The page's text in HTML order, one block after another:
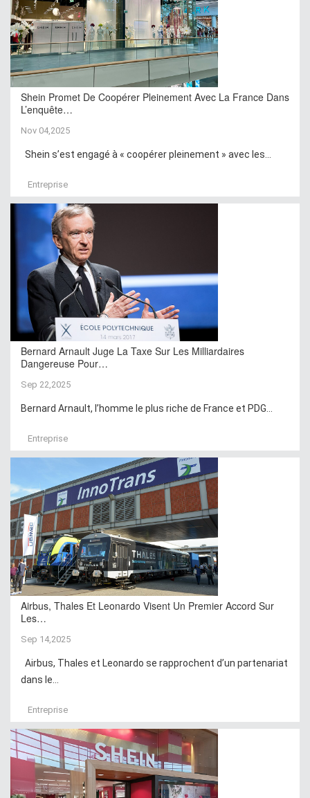
Shein Promet De Coopérer Pleinement Avec La France Dans
L’enquête…
Nov 04,2025
Shein s’est engagé à « coopérer pleinement » avec les...
Entreprise
Bernard Arnault Juge La Taxe Sur Les Milliardaires
Dangereuse Pour…
Sep 22,2025
Bernard Arnault, l’homme le plus riche de France et PDG...
Entreprise
Airbus, Thales Et Leonardo Visent Un Premier Accord Sur
Les…
Sep 14,2025
Airbus, Thales et Leonardo se rapprochent d’un partenariat
dans le...
Entreprise